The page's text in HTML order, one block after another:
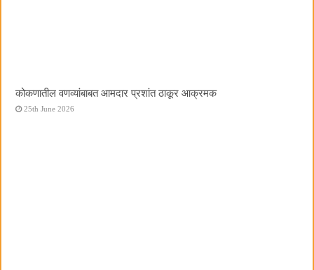
कोकणातील वणव्यांबाबत आमदार प्रशांत ठाकूर आक्रमक
25th June 2026